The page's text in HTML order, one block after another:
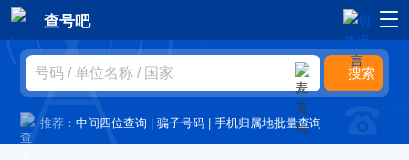
查号吧
推荐：中间四位查询 |骗子号码 |手机归属地批量查询